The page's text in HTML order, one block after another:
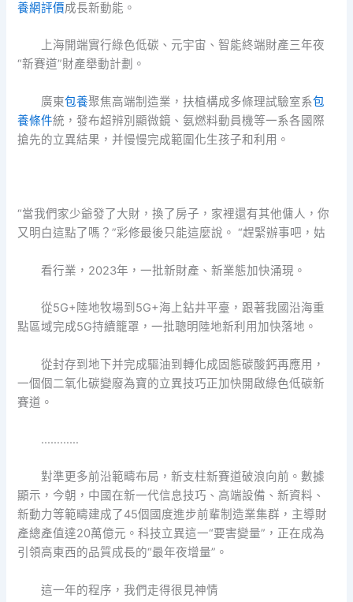
養網評價成長新動能。
上海開端實行綠色低碳、元宇宙、智能終端財產三年夜
“新賽道”財產舉動計劃。
廣東包養聚焦高端制造業，扶植構成多條理試驗室系包
養條件統，發布超辨別顯微鏡、氨燃料動員機等一系各國際
搶先的立異結果，并慢慢完成範圍化生孩子和利用。
“當我們家少爺發了大財，換了房子，家裡還有其他傭人，你
又明白這點了嗎？”彩修最後只能這麼說。 “趕緊辦事吧，姑
看行業，2023年，一批新財產、新業態加快涌現。
從5G+陸地牧場到5G+海上鉆井平臺，跟著我國沿海重
點區域完成5G持續籠罩，一批聰明陸地新利用加快落地。
從封存到地下并完成驅油到轉化成固態碳酸鈣再應用，
一個個二氧化碳變廢為寶的立異技巧正加快開啟綠色低碳新
賽道。
…………
對準更多前沿範疇布局，新支柱新賽道破浪向前。數據
顯示，今朝，中國在新一代信息技巧、高端設備、新資料、
新動力等範疇建成了45個國度進步前輩制造業集群，主導財
產總產值達20萬億元。科技立異這一“要害變量”，正在成為
引領高東西的品質成長的“最年夜增量”。
這一年的程序，我們走得很見神情